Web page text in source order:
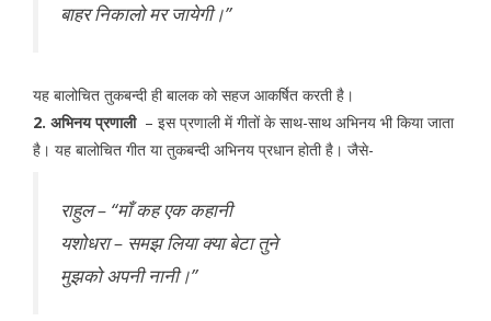
बाहर निकालो मर जायेगी।”
यह बालोचित तुकबन्दी ही बालक को सहज आकर्षित करती है।
2. अभिनय प्रणाली– इस प्रणाली में गीतों के साथ-साथ अभिनय भी किया जाता
है। यह बालोचित गीत या तुकबन्दी अभिनय प्रधान होती है। जैसे-
राहुल – “माँ कह एक कहानी
यशोधरा – समझ लिया क्या बेटा तुने
मुझको अपनी नानी।”